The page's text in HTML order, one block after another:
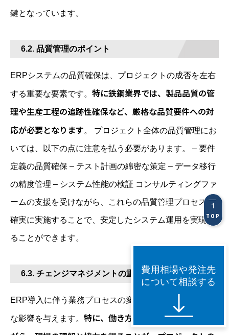
鍵となっています。
6.2. 品質管理のポイント
ERPシステムの品質確保は、プロジェクトの成否を左右
する重要な要素です。 特に鉄鋼業界では、製品品質の管
理や生産工程の追跡性確保など、厳格な品質要件への対
応が必要となります。 プロジェクト全体の品質管理にお
いては、以下の点に注意を払う必要があります。 – 要件
定義の品質確保 – テスト計画の綿密な策定 – データ移行
の精度管理 – システム性能の検証 コンサルティングファ
ームの支援を受けながら、これらの品質管理プロセスを
確実に実施することで、安定したシステム運用を実現す
ることができます。
6.3. チェンジマネジメントの重要性
ERP導入に伴う業務プロセスの変更は、組織全体に大き
な影響を与えます。 特に、働き方改革との両立を図りな
TOP
費用相場や発注先
について相談する